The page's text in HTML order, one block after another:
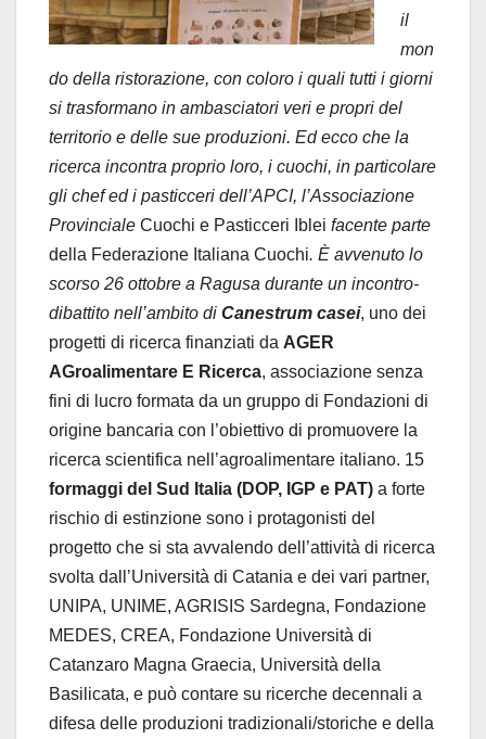
il
mon
do della ristorazione, con coloro i quali tutti i giorni
si trasformano in ambasciatori veri e propri del
territorio e delle sue produzioni. Ed ecco che la
ricerca incontra proprio loro, i cuochi, in particolare
gli chef ed i pasticceri dell’APCI, l’Associazione
Provinciale Cuochi e Pasticceri Iblei facente parte
della Federazione Italiana Cuochi. È avvenuto lo
scorso 26 ottobre a Ragusa durante un incontro-
dibattito nell’ambito di Canestrum casei, uno dei
progetti di ricerca finanziati da AGER
AGroalimentare E Ricerca, associazione senza
fini di lucro formata da un gruppo di Fondazioni di
origine bancaria con l’obiettivo di promuovere la
ricerca scientifica nell’agroalimentare italiano. 15
formaggi del Sud Italia (DOP, IGP e PAT) a forte
rischio di estinzione sono i protagonisti del
progetto che si sta avvalendo dell’attività di ricerca
svolta dall’Università di Catania e dei vari partner,
UNIPA, UNIME, AGRISIS Sardegna, Fondazione
MEDES, CREA, Fondazione Università di
Catanzaro Magna Graecia, Università della
Basilicata, e può contare su ricerche decennali a
difesa delle produzioni tradizionali/storiche e della